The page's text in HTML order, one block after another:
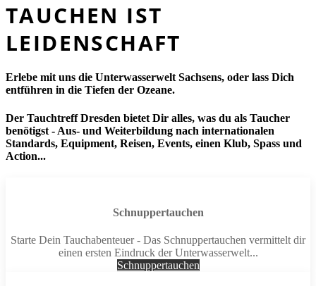
TAUCHEN IST
LEIDENSCHAFT
Erlebe mit uns die Unterwasserwelt Sachsens, oder lass Dich
entführen in die Tiefen der Ozeane.
Der Tauchtreff Dresden bietet Dir alles, was du als Taucher
benötigst - Aus- und Weiterbildung nach internationalen
Standards, Equipment, Reisen, Events, einen Klub, Spass und
Action...
Schnuppertauchen
Starte Dein Tauchabenteuer - Das Schnuppertauchen vermittelt dir
einen ersten Eindruck der Unter­wasser­welt...
Schnuppertauchen